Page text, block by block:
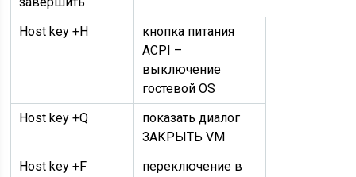
Host key +H
кнопка питания
ACPI –
выключение
гостевой OS
Host key +Q
показать диалог
ЗАКРЫТЬ VM
Host key +F
переключение в